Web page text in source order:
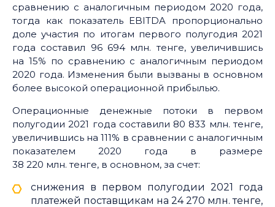
сравнению с аналогичным периодом 2020 года,
тогда как показатель EBITDA пропорционально
доле участия по итогам первого полугодия 2021
года составил 96 694 млн. тенге, увеличившись
на 15% по сравнению с аналогичным периодом
2020 года. Изменения были вызваны в основном
более высокой операционной прибылью.
Операционные денежные потоки в первом
полугодии 2021 года составили 80 833 млн. тенге,
увеличившись на 111% в сравнении с аналогичным
показателем 2020 года в размере
38 220 млн. тенге, в основном, за счет:
снижения в первом полугодии 2021 года
платежей поставщикам на 24 270 млн. тенге,